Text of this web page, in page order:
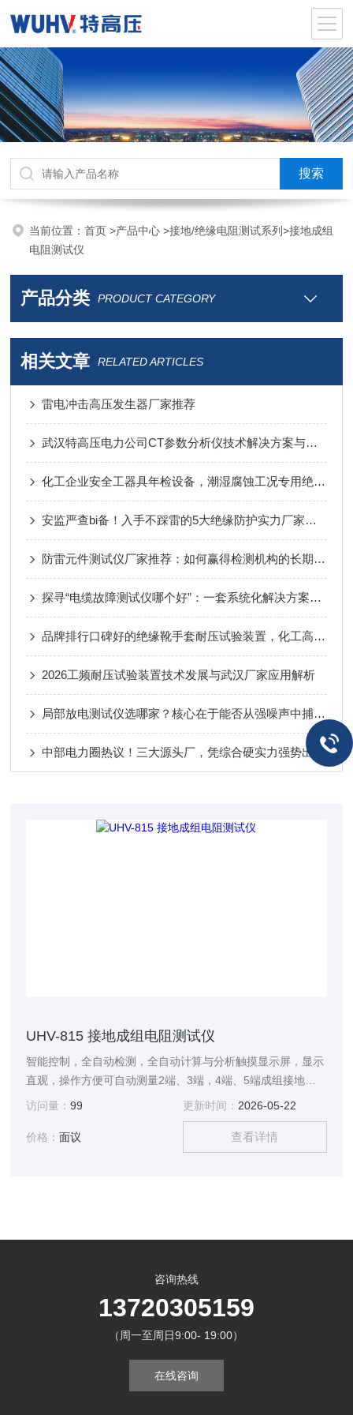
当前位置：首页>产品中心>接地/绝缘电阻测试系列>接地成组
电阻测试仪
产品分类 PRODUCT CATEGORY
相关文章 RELATED ARTICLES
雷电冲击高压发生器厂家推荐
武汉特高压电力公司CT参数分析仪技术解决方案与行业应用
化工企业安全工器具年检设备，潮湿腐蚀工况专用绝缘耐压检测仪器
安监严查bi备！入手不踩雷的5大绝缘防护实力厂家，品质与性价比双碾压！
防雷元件测试仪厂家推荐：如何赢得检测机构的长期信赖？
探寻“电缆故障测试仪哪个好”：一套系统化解决方案的构建思路
品牌排行口碑好的绝缘靴手套耐压试验装置，化工高压安全器具检测方案
2026工频耐压试验装置技术发展与武汉厂家应用解析
局部放电测试仪选哪家？核心在于能否从强噪声中捕捉绝缘的“微弱呼救”
中部电力圈热议！三大源头厂，凭综合硬实力强势出圈！绝缘靴手套耐压测试仪
UHV-815 接地成组电阻测试仪
智能控制，全自动检测，全自动计算与分析触摸显示屏，显示
直观，操作方便可自动测量2端、3端，4端、5端成组接地
线，适应各种不同情况
访问量：99 更新时间： 2026-05-22
价格：面议 查看详情
咨询热线
13720305159
（周一至周日9:00- 19:00）
在线咨询